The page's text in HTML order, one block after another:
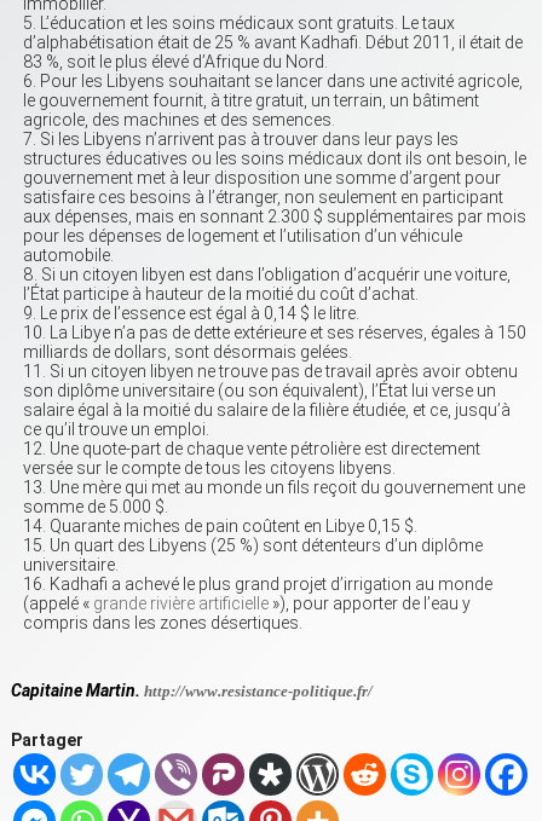
L’éducation et les soins médicaux sont gratuits. Le taux
d’alphabétisation était de 25 % avant Kadhafi. Début 2011, il était de
83 %, soit le plus élevé d’Afrique du Nord.
Pour les Libyens souhaitant se lancer dans une activité agricole,
le gouvernement fournit, à titre gratuit, un terrain, un bâtiment
agricole, des machines et des semences.
Si les Libyens n’arrivent pas à trouver dans leur pays les
structures éducatives ou les soins médicaux dont ils ont besoin, le
gouvernement met à leur disposition une somme d’argent pour
satisfaire ces besoins à l’étranger, non seulement en participant
aux dépenses, mais en sonnant 2.300 $ supplémentaires par mois
pour les dépenses de logement et l’utilisation d’un véhicule
automobile.
Si un citoyen libyen est dans l’obligation d’acquérir une voiture,
l’État participe à hauteur de la moitié du coût d’achat.
Le prix de l’essence est égal à 0,14 $ le litre.
La Libye n’a pas de dette extérieure et ses réserves, égales à 150
milliards de dollars, sont désormais gelées.
Si un citoyen libyen ne trouve pas de travail après avoir obtenu
son diplôme universitaire (ou son équivalent), l’État lui verse un
salaire égal à la moitié du salaire de la filière étudiée, et ce, jusqu’à
ce qu’il trouve un emploi.
Une quote-part de chaque vente pétrolière est directement
versée sur le compte de tous les citoyens libyens.
Une mère qui met au monde un fils reçoit du gouvernement une
somme de 5.000 $.
Quarante miches de pain coûtent en Libye 0,15 $.
Un quart des Libyens (25 %) sont détenteurs d’un diplôme
universitaire.
Kadhafi a achevé le plus grand projet d’irrigation au monde
(appelé « grande rivière artificielle »), pour apporter de l’eau y
compris dans les zones désertiques.
Capitaine Martin. http://www.resistance-politique.fr/
Partager